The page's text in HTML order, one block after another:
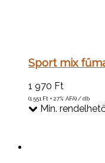
Sport mix
1 970 Ft
(1 551 Ft + 27% ÁFA) / db
Min.